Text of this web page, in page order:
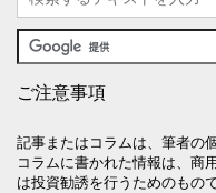
ご注意事項
記事またはコラムは、筆者の
コラムに書かれた情報は、商
は投資勧誘を行うためのもの